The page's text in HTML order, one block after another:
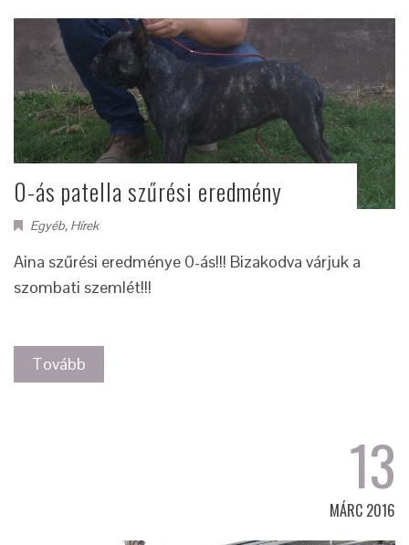
0-ás patella szűrési eredmény
Egyéb, Hírek
Aina szűrési eredménye 0-ás!!! Bizakodva várjuk a
szombati szemlét!!!
Tovább
13
MÁRC 2016